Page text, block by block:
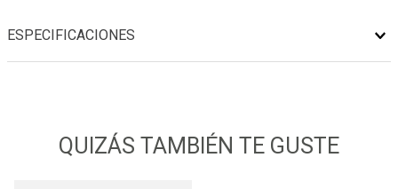
ESPECIFICACIONES
QUIZÁS TAMBIÉN TE GUSTE